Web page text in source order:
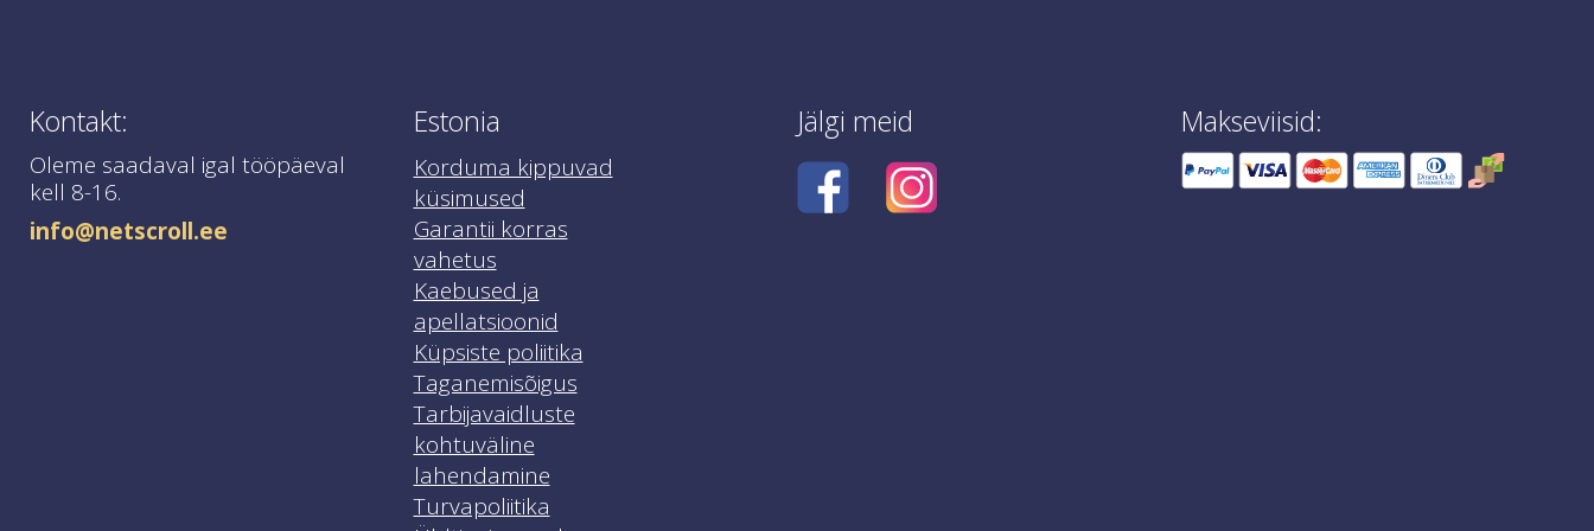
Kontakt:
Oleme saadaval igal tööpäeval
kell 8-16.
info@netscroll.ee
Estonia
Korduma kippuvad
küsimused
Garantii korras
vahetus
Kaebused ja
apellatsioonid
Küpsiste poliitika
Taganemisõigus
Tarbijavaidluste
kohtuväline
lahendamine
Turvapoliitika
Jälgi meid Makseviisid: